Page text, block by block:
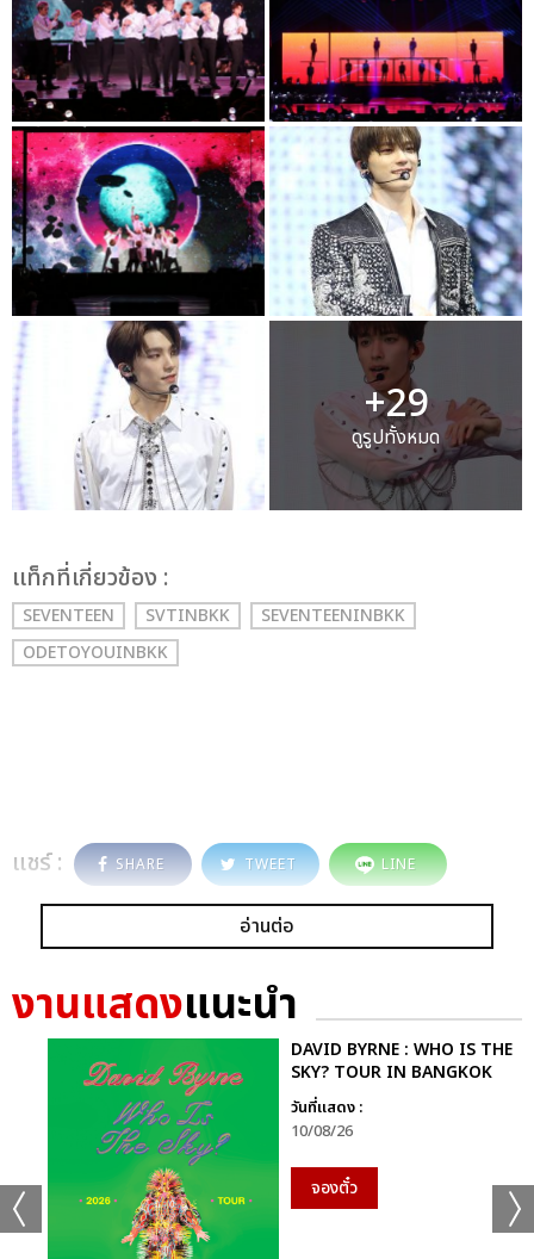
+29
ดูรูปทั้งหมด
เเท็กที่เกี่ยวข้อง :
SEVENTEEN SVTINBKK
SEVENTEENINBKK
ODETOYOUINBKK
แชร์ : SHARE TWEET LINE
อ่านต่อ
งานแสดงแนะนำ
DAVID BYRNE : WHO IS THE
SKY? TOUR IN BANGKOK
วันที่แสดง :
10/08/26
จองตั๋ว